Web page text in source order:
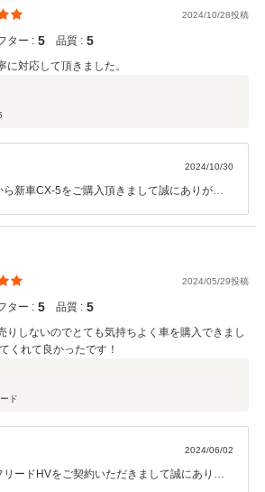
2024/10/28投稿
ター : 5 品質 : 5
対応して頂きました。
5
2024/10/30
5ライフをご堪能頂き素敵なカーライフを送
り申し上げます。また、無料1か月点検と６
い致します。CX-5の事で何かご相談や質問が
ご連絡下さいませ。今回のご購入、重ねてお
2024/05/29投稿
ター : 5 品質 : 5
りしないのでとても気持ちよく車を購入できまし
くれて良かったです！
ード
2024/06/02
ードHVをご契約いただきまして誠にありが